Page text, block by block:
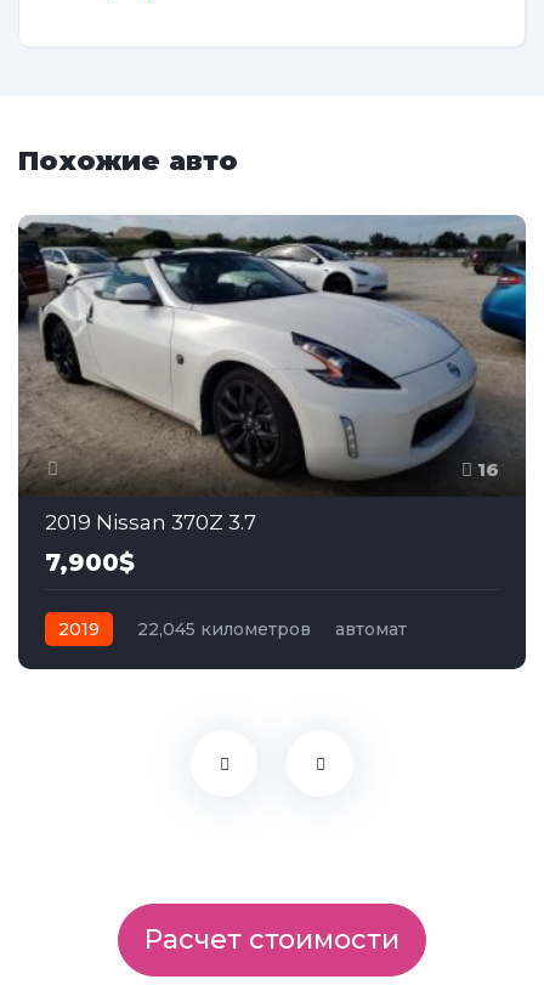
Похожие авто
16
2019 Nissan 370Z 3.7
7,900$
2019 22,045 километров
автомат
Расчет стоимости